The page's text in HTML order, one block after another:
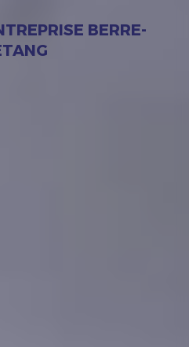
BERRE-